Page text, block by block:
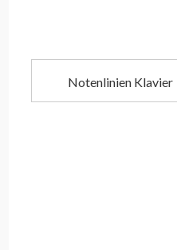
Notenlinien Klavier